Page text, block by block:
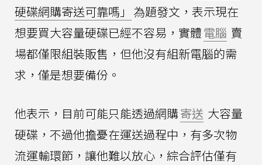
硬碟網購寄送可靠嗎」 為題發文，表示現在
想要買大容量硬碟已經不容易，實體電腦 賣
場都僅限組裝販售，但他沒有組新電腦的需
求，僅是想要備份。
他表示，目前可能只能透過網購寄送 大容量
硬碟，不過他擔憂在運送過程中，有多次物
流運輸環節，讓他難以放心，綜合評估僅有